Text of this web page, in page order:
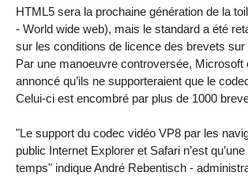
HTML5 sera la prochaine génération de la
- World wide web), mais le standard a été
sur les conditions de licence des brevets sur
Par une manoeuvre controversée, Microsoft
annoncé qu’ils ne supporteraient que le
Celui-ci est encombré par plus de 1000
"Le support du codec vidéo VP8 par les
public Internet Explorer et Safari n’est
temps" indique André Rebentisch -